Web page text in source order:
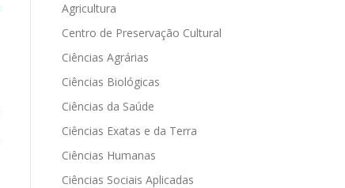
Agricultura
Centro de Preservação Cultural
Ciências Agrárias
Ciências Biológicas
Ciências da Saúde
Ciências Exatas e da Terra
Ciências Humanas
Ciências Sociais Aplicadas